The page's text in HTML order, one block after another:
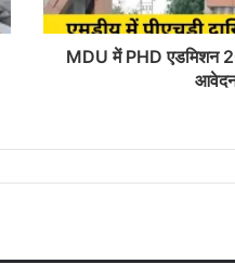
MDU में PHD एडमिशन